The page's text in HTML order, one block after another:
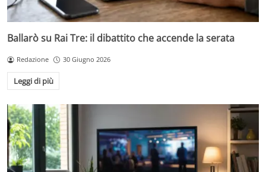
Ballarò su Rai Tre: il dibattito che accende la serata
Redazione 30 Giugno 2026
Leggi di più